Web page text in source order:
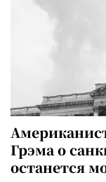
Грэма о
останется